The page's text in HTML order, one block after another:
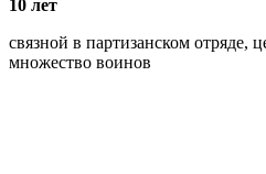
10 лет
связной в партизанском отряде,
множество воинов